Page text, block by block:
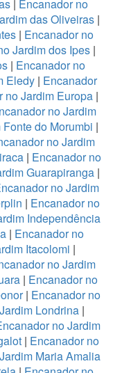
| Encanador no
das Oliveiras|
| Encanador no
Jardim dos Ipes|
| Encanador no
Eledy| Encanador
no Jardim Europa|
no Jardim
do Morumbi |
no Jardim
| Encanador no
Guarapiranga|
no Jardim
| Encanador no
Independência
| Encanador no
Itacolomi |
no Jardim
| Encanador no
| Encanador no
Londrina |
no Jardim
| Encanador no
Maria Amalia